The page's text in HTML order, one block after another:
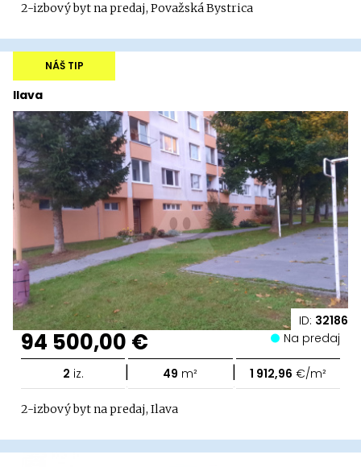
2-izbový byt na predaj, Považská Bystrica
ID: 32186
Ilava
NÁŠ TIP
94 500,00 € Na predaj
2 iz. | 49 m² | 1 912,96 €/m²
2-izbový byt na predaj, Ilava